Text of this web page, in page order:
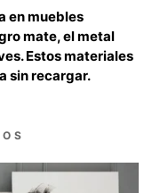
en muebles
mate, el metal
Estos materiales
sin recargar.